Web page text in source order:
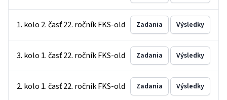
1. kolo 2. časť 22. ročník FKS-old Zadania Výsledky
3. kolo 1. časť 22. ročník FKS-old Zadania Výsledky
2. kolo 1. časť 22. ročník FKS-old Zadania Výsledky